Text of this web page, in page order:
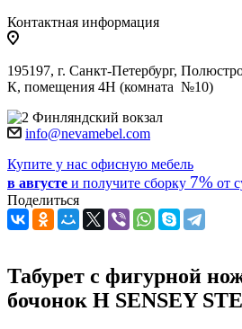
Контактная информация
195197, г. Санкт-Петербург,
К, помещения 4Н (комната №10)
Финляндский вокзал
info@nevamebel.com
Купите у нас офисную мебель
в августе и получите сборку 7% от
Поделиться
Табурет с фигурной
бочонок Н SENSEY